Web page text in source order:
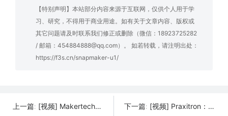
【特别声明】本站部分内容来源于互联网，仅供个人用于学
习、研究，不得用于商业用途。如有关于文章内容、版权或
其它问题请及时联系我们修正或删除（微信：18923725282
/ 邮箱：454884888@qq.com）。 如若转载，请注明出处：
https://f3s.cn/snapmaker-u1/
上一篇: [视频] Makertech3D ProForge 5：五独立挤出头高速3D打印机 下一篇: [视频] Praxitron：配备两个挤出机的经济型3D打印机